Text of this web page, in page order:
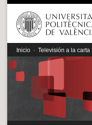
Inicio · Televisión a la carta